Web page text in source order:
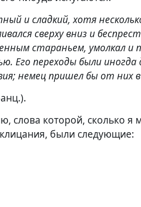
и сладкий, хотя
сверху вниз и
стараньем, умолкал
Его переходы были
немец пришел бы от них
слова которой, сколько я
были следующие: